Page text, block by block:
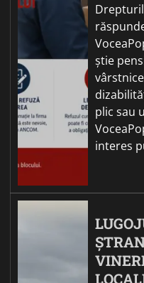
știe
plic sau
interes